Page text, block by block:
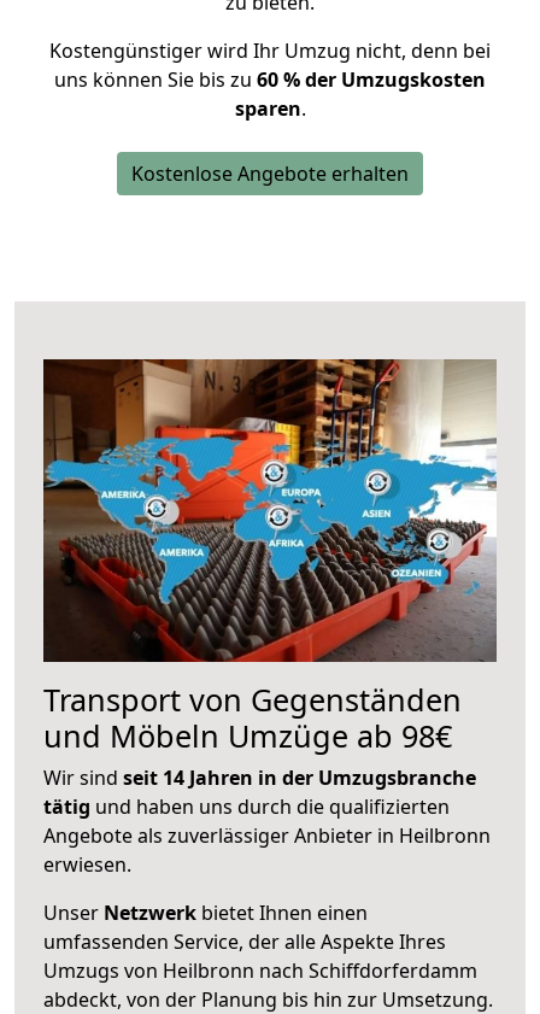
Kostengünstiger wird Ihr Umzug nicht, denn bei
uns können Sie bis zu 60 % der Umzugskosten
sparen.
Kostenlose Angebote erhalten
Transport von Gegenständen
und Möbeln Umzüge ab 98€
Wir sind seit 14 Jahren in der Umzugsbranche
tätig und haben uns durch die qualifizierten
Angebote als zuverlässiger Anbieter in Heilbronn
erwiesen.
Unser Netzwerk bietet Ihnen einen
umfassenden Service, der alle Aspekte Ihres
Umzugs von Heilbronn nach Schiffdorferdamm
abdeckt, von der Planung bis hin zur Umsetzung.